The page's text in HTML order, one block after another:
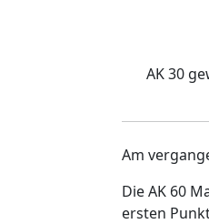
AK 30
Am
Die AK 60
ersten